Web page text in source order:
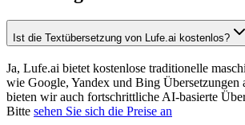
Ist die Textübersetzung von Lufe.ai kostenlos?
Ja, Lufe.ai bietet kostenlose traditionelle
wie Google, Yandex und Bing Übersetzungen
bieten wir auch fortschrittliche AI-basierte
Bitte sehen Sie sich die Preise an